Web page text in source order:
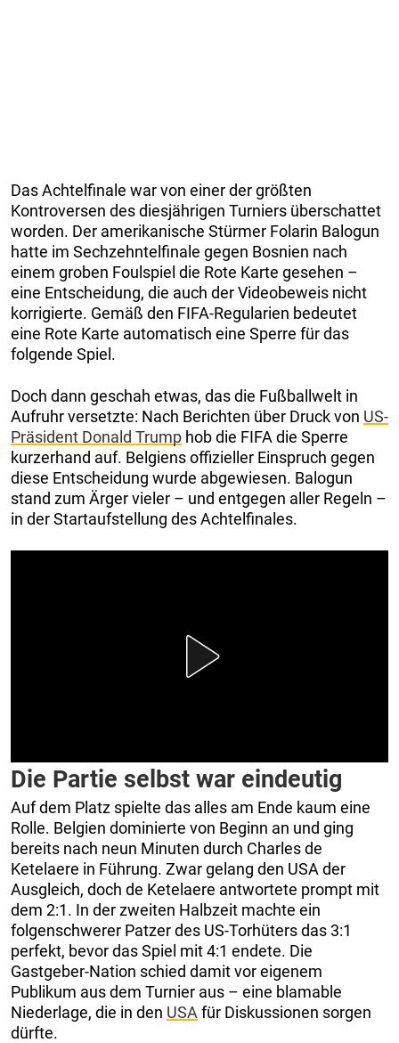
Das Achtelfinale war von einer der größten
Kontroversen des diesjährigen Turniers überschattet
worden. Der amerikanische Stürmer Folarin Balogun
hatte im Sechzehntelfinale gegen Bosnien nach
einem groben Foulspiel die Rote Karte gesehen –
eine Entscheidung, die auch der Videobeweis nicht
korrigierte. Gemäß den FIFA-Regularien bedeutet
eine Rote Karte automatisch eine Sperre für das
folgende Spiel.
Doch dann geschah etwas, das die Fußballwelt in
Aufruhr versetzte: Nach Berichten über Druck von US-
Präsident Donald Trump hob die FIFA die Sperre
kurzerhand auf. Belgiens offizieller Einspruch gegen
diese Entscheidung wurde abgewiesen. Balogun
stand zum Ärger vieler – und entgegen aller Regeln –
in der Startaufstellung des Achtelfinales.
Die Partie selbst war eindeutig
Auf dem Platz spielte das alles am Ende kaum eine
Rolle. Belgien dominierte von Beginn an und ging
bereits nach neun Minuten durch Charles de
Ketelaere in Führung. Zwar gelang den USA der
Ausgleich, doch de Ketelaere antwortete prompt mit
dem 2:1. In der zweiten Halbzeit machte ein
folgenschwerer Patzer des US-Torhüters das 3:1
perfekt, bevor das Spiel mit 4:1 endete. Die
Gastgeber-Nation schied damit vor eigenem
Publikum aus dem Turnier aus – eine blamable
Niederlage, die in den USA für Diskussionen sorgen
dürfte.